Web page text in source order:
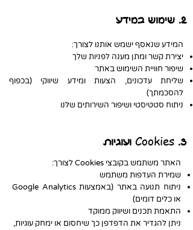
2. שימוש במידע
המידע שנאסף ישמש אותנו לצורך:
יצירת קשר ומתן מענה לפניות שלך
שיפור חוויית השימוש באתר
שליחת עדכונים, הצעות ומידע שיווקי (בכפוף
להסכמתך)
ניתוח סטטיסטי ושיפור השירותים שלנו
3.
Cookies ועוגיות
האתר משתמש בקובצי Cookies לצורך:
שמירת העדפות משתמש
ניתוח תנועה באתר (באמצעות Google Analytics
או כלים דומים)
התאמת תכנים ושיווק ממוקד
ניתן להגדיר את הדפדפן כך שיחסום או ימחק עוגיות,